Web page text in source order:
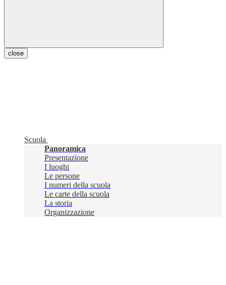
close
Scuola
Panoramica
Presentazione
I luoghi
Le persone
I numeri della scuola
Le carte della scuola
La storia
Organizzazione